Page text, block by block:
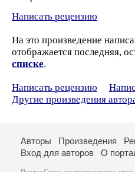
Написать рецензию
На это произведение
отображается последняя,
списке.
Написать рецензию
Другие произведения
Авторы Произведения
Вход для авторов
О